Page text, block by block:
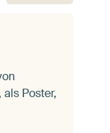
Poster,